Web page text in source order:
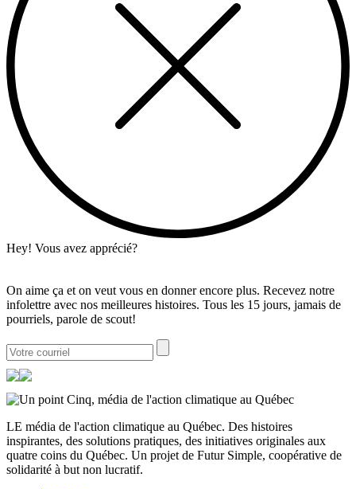
Hey! Vous avez apprécié?
On aime ça et on veut vous en donner encore plus. Recevez notre
infolettre avec nos meilleures histoires. Tous les 15 jours, jamais de
pourriels, parole de scout!
LE média de l'action climatique au Québec. Des histoires
inspirantes, des solutions pratiques, des initiatives originales aux
quatre coins du Québec. Un projet de Futur Simple, coopérative de
solidarité à but non lucratif.